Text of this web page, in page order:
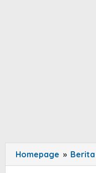
Homepage » Berita